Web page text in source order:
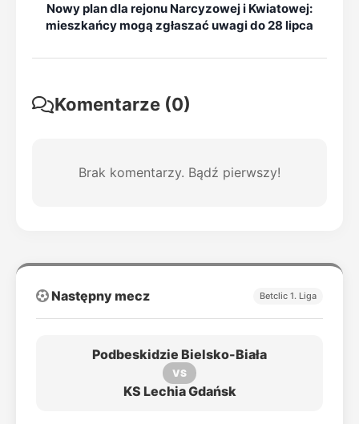
Nowy plan dla rejonu Narcyzowej i Kwiatowej:
mieszkańcy mogą zgłaszać uwagi do 28 lipca
Komentarze (0)
Brak komentarzy. Bądź pierwszy!
Następny mecz Betclic 1. Liga
Podbeskidzie Bielsko-Biała
VS
KS Lechia Gdańsk